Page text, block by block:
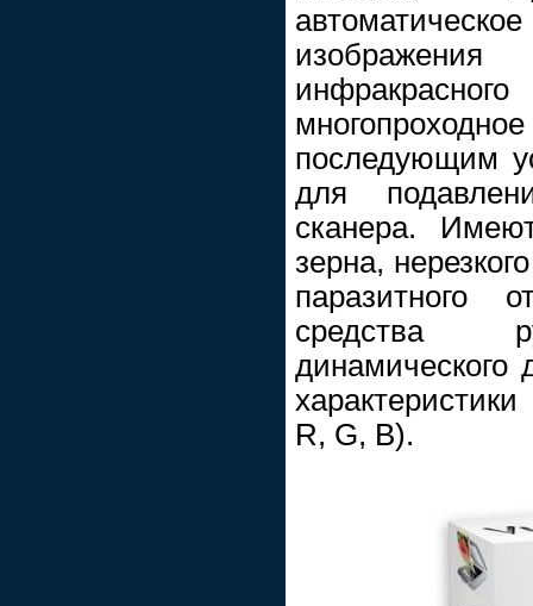
последующим
для
сканера.
зерна,
паразитного
средства
динамического
R, G, B).